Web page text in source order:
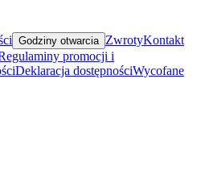
Godziny otwarcia ZwrotyKontakt
promocji i
Deklaracja dostępnościWycofane